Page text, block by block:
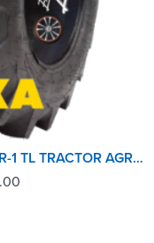
OZKA 260/70R16 AGRO10 R-1 TL TRACTOR AGRICOLA